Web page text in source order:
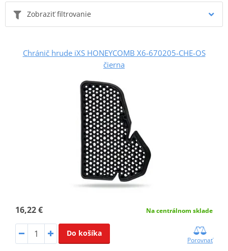
Zobraziť filtrovanie
Chránič hrude iXS HONEYCOMB X6-670205-CHE-OS
čierna
16,22 € Na centrálnom sklade
Do košíka
Porovnať